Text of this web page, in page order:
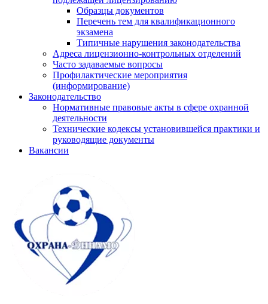
Образцы документов
Перечень тем для квалификационного
экзамена
Типичные нарушения законодательства
Адреса лицензионно-контрольных отделений
Часто задаваемые вопросы
Профилактические мероприятия
(информирование)
Законодательство
Нормативные правовые акты в сфере охранной
деятельности
Технические кодексы установившейся практики и
руководящие документы
Вакансии